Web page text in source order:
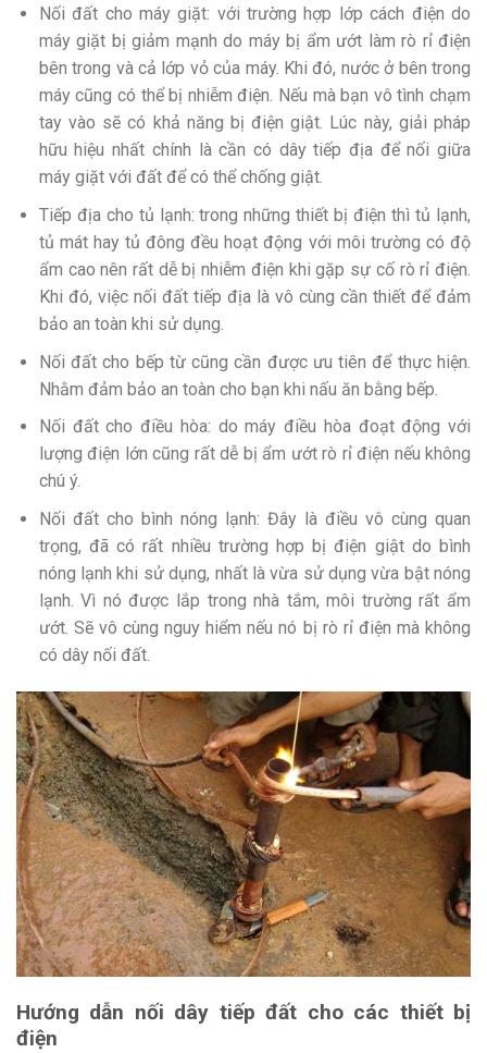
Nối đất cho máy giặt: với trường hợp lớp cách điện do
máy giặt bị giảm mạnh do máy bị ẩm ướt làm rò rỉ điện
bên trong và cả lớp vỏ của máy. Khi đó, nước ở bên trong
máy cũng có thể bị nhiễm điện. Nếu mà bạn vô tình chạm
tay vào sẽ có khả năng bị điện giật. Lúc này, giải pháp
hữu hiệu nhất chính là cần có dây tiếp địa để nối giữa
máy giặt với đất để có thể chống giật.
Tiếp địa cho tủ lạnh: trong những thiết bị điện thì tủ lạnh,
tủ mát hay tủ đông đều hoạt động với môi trường có độ
ẩm cao nên rất dễ bị nhiễm điện khi gặp sự cố rò rỉ điện.
Khi đó, việc nối đất tiếp địa là vô cùng cần thiết để đảm
bảo an toàn khi sử dụng.
Nối đất cho bếp từ cũng cần được ưu tiên để thực hiện.
Nhằm đảm bảo an toàn cho bạn khi nấu ăn bằng bếp.
Nối đất cho điều hòa: do máy điều hòa đoạt động với
lượng điện lớn cũng rất dễ bị ẩm ướt rò rỉ điện nếu không
chú ý.
Nối đất cho bình nóng lạnh: Đây là điều vô cùng quan
trọng, đã có rất nhiều trường hợp bị điện giật do bình
nóng lạnh khi sử dụng, nhất là vừa sử dụng vừa bật nóng
lạnh. Vì nó được lắp trong nhà tắm, môi trường rất ẩm
ướt. Sẽ vô cùng nguy hiểm nếu nó bị rò rỉ điện mà không
có dây nối đất.
Hướng dẫn nối dây tiếp đất cho các thiết bị
điện